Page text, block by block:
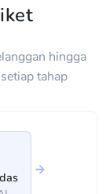
hingga
tahap